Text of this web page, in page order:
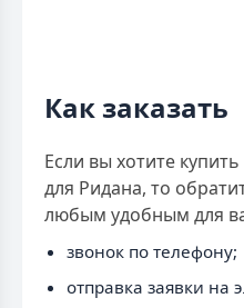
Как заказать
Если вы хотите
для Ридана, то
любым удобным для
звонок по телефону;
отправка заявки на